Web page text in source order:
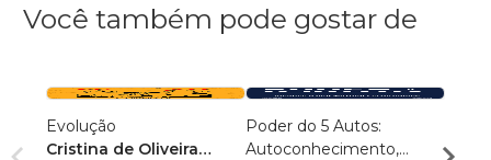
Você também pode gostar de
Evolução
Cristina de Oliveira
Poder do 5 Autos:
Autoconhecimento,